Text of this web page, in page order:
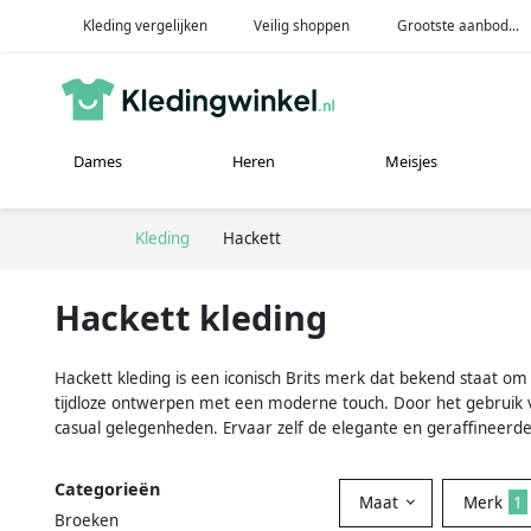
Kleding vergelijken Veilig shoppen Grootste aanbod...
Dames Heren Meisjes
Kleding Hackett
Hackett kleding
Hackett kleding is een iconisch Brits merk dat bekend staat
tijdloze ontwerpen met een moderne touch. Door het
casual gelegenheden. Ervaar zelf de elegante en
Categorieën
Broeken
Maat Merk 1